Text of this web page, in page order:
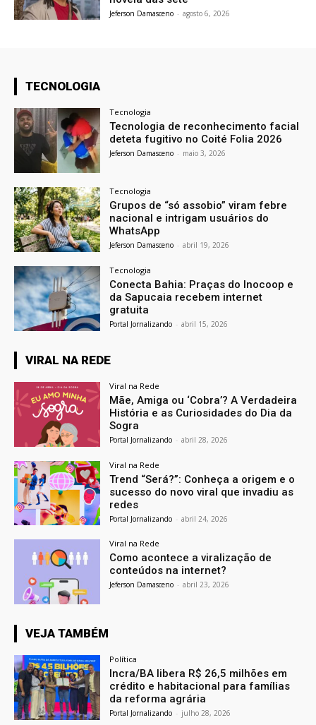
Jeferson Damasceno - agosto 6, 2026
TECNOLOGIA
Tecnologia
Tecnologia de reconhecimento facial
deteta fugitivo no Coité Folia 2026
Jeferson Damasceno - maio 3, 2026
Tecnologia
Grupos de “só assobio” viram febre
nacional e intrigam usuários do
WhatsApp
Jeferson Damasceno - abril 19, 2026
Tecnologia
Conecta Bahia: Praças do Inocoop e
da Sapucaia recebem internet
gratuita
Portal Jornalizando - abril 15, 2026
VIRAL NA REDE
Viral na Rede
Mãe, Amiga ou ‘Cobra’? A Verdadeira
História e as Curiosidades do Dia da
Sogra
Portal Jornalizando - abril 28, 2026
Viral na Rede
Trend “Será?”: Conheça a origem e o
sucesso do novo viral que invadiu as
redes
Portal Jornalizando - abril 24, 2026
Viral na Rede
Como acontece a viralização de
conteúdos na internet?
Jeferson Damasceno - abril 23, 2026
VEJA TAMBÉM
Política
Incra/BA libera R$ 26,5 milhões em
crédito e habitacional para famílias
da reforma agrária
Portal Jornalizando - julho 28, 2026